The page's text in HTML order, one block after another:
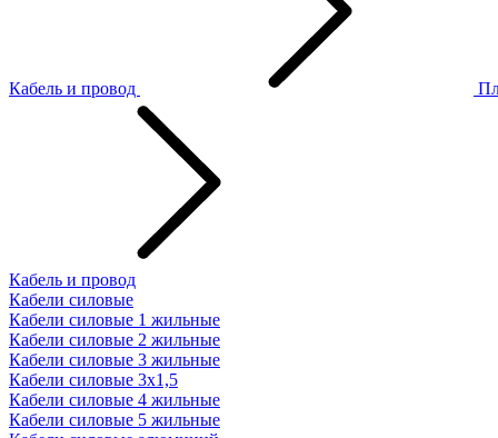
Кабель и провод
Кабель и провод
Кабели силовые
Кабели силовые 1 жильные
Кабели силовые 2 жильные
Кабели силовые 3 жильные
Кабели силовые 3х1,5
Кабели силовые 4 жильные
Кабели силовые 5 жильные